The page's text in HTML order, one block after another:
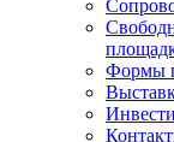
Формы